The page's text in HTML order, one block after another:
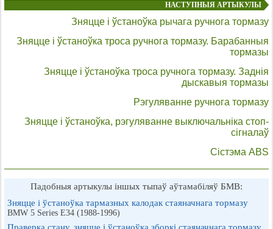
НАСТУПНЫЯ АРТЫКУЛЫ
Зняцце і ўстаноўка рычага ручнога тормазу
Зняцце і ўстаноўка троса ручнога тормазу. Барабанныя
тормазы
Зняцце і ўстаноўка троса ручнога тормазу. Заднія
дыскавыя тормазы
Рэгуляванне ручнога тормазу
Зняцце і ўстаноўка, рэгуляванне выключальніка стоп-
сігналаў
Сістэма ABS
Падобныя артыкулы іншых тыпаў аўтамабіляў БМВ:
Зняцце і ўстаноўка тармазных калодак стаяначнага тормазу
BMW 5 Series E34 (1988-1996)